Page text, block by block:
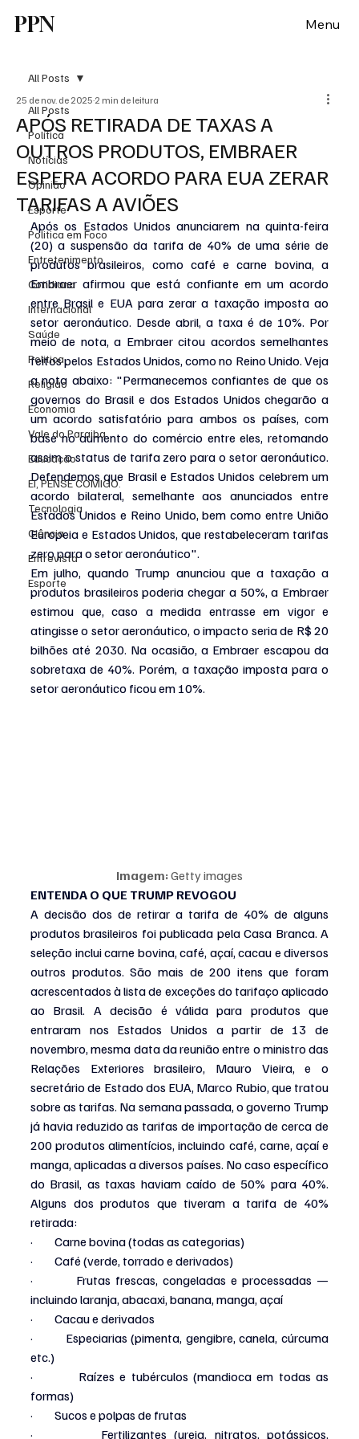
PPN Menu
All Posts
Política
Notícias
Opinião
Esporte
Politica em Foco
Entretenimento
Cotidiano
Internacional
Saúde
Politica
Religião
Economia
Vale do Paraiba
Educação
EI, PENSE COMIGO.
Tecnologia
Ciência
Entrevista
Esporte
All Posts
APÓS RETIRADA DE TAXAS A
OUTROS PRODUTOS, EMBRAER
ESPERA ACORDO PARA EUA ZERAR
TARIFAS A AVIÕES
25 de nov. de 2025 2 min de leitura
Após os Estados Unidos anunciarem na quinta-feira
(20) a suspensão da tarifa de 40% de uma série de
produtos brasileiros, como café e carne bovina, a
Embraer afirmou que está confiante em um acordo
entre Brasil e EUA para zerar a taxação imposta ao
setor aeronáutico. Desde abril, a taxa é de 10%. Por
meio de nota, a Embraer citou acordos semelhantes
feitos pelos Estados Unidos, como no Reino Unido. Veja
a nota abaixo: "Permanecemos confiantes de que os
governos do Brasil e dos Estados Unidos chegarão a
um acordo satisfatório para ambos os países, com
base no aumento do comércio entre eles, retomando
assim o status de tarifa zero para o setor aeronáutico.
Defendemos que Brasil e Estados Unidos celebrem um
acordo bilateral, semelhante aos anunciados entre
Estados Unidos e Reino Unido, bem como entre União
Europeia e Estados Unidos, que restabeleceram tarifas
zero para o setor aeronáutico".
Em julho, quando Trump anunciou que a taxação a
produtos brasileiros poderia chegar a 50%, a Embraer
estimou que, caso a medida entrasse em vigor e
atingisse o setor aeronáutico, o impacto seria de R$ 20
bilhões até 2030. Na ocasião, a Embraer escapou da
sobretaxa de 40%. Porém, a taxação imposta para o
setor aeronáutico ficou em 10%.
Imagem: Getty images
ENTENDA O QUE TRUMP REVOGOU
A decisão dos de retirar a tarifa de 40% de alguns
produtos brasileiros foi publicada pela Casa Branca. A
seleção inclui carne bovina, café, açaí, cacau e diversos
outros produtos. São mais de 200 itens que foram
acrescentados à lista de exceções do tarifaço aplicado
ao Brasil. A decisão é válida para produtos que
entraram nos Estados Unidos a partir de 13 de
novembro, mesma data da reunião entre o ministro das
Relações Exteriores brasileiro, Mauro Vieira, e o
secretário de Estado dos EUA, Marco Rubio, que tratou
sobre as tarifas. Na semana passada, o governo Trump
já havia reduzido as tarifas de importação de cerca de
200 produtos alimentícios, incluindo café, carne, açaí e
manga, aplicadas a diversos países. No caso específico
do Brasil, as taxas haviam caído de 50% para 40%.
Alguns dos produtos que tiveram a tarifa de 40%
retirada:
·         Carne bovina (todas as categorias)
·         Café (verde, torrado e derivados)
·         Frutas frescas, congeladas e processadas —
incluindo laranja, abacaxi, banana, manga, açaí
·         Cacau e derivados
·         Especiarias (pimenta, gengibre, canela, cúrcuma
etc.)
·         Raízes e tubérculos (mandioca em todas as
formas)
·         Sucos e polpas de frutas
·         Fertilizantes (ureia, nitratos, potássicos,